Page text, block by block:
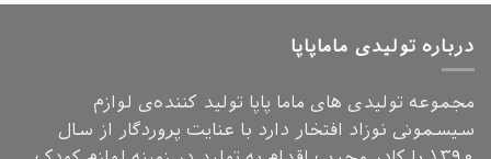
درباره تولیدی ماماپاپا
مجموعه تولیدی های ماما پاپا تولید کننده‌ی لوازم
سیسمونی نوزاد افتخار دارد با عنایت پروردگار از سال